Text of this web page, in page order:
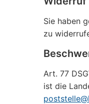
Sie haben
zu
Art. 77
ist die